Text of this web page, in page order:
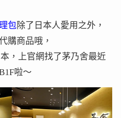
包除了日本人愛用之外，
購商品哦，
，上官網找了茅乃舍最近
啦～